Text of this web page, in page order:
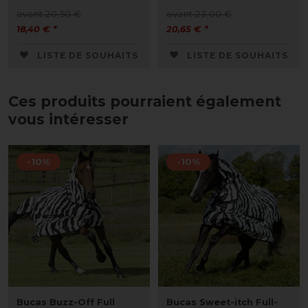
avant 20,50 €
18,40 € *
LISTE DE SOUHAITS
avant 23,00 €
20,65 € *
LISTE DE SOUHAITS
Ces produits pourraient également
vous intéresser
-10%
Bucas Buzz-Off Full
-10%
Bucas Sweet-itch Full-